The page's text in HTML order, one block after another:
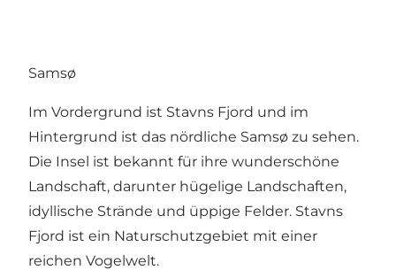
Samsø
Im Vordergrund ist Stavns Fjord und im
Hintergrund ist das nördliche Samsø zu sehen.
Die Insel ist bekannt für ihre wunderschöne
Landschaft, darunter hügelige Landschaften,
idyllische Strände und üppige Felder. Stavns
Fjord ist ein Naturschutzgebiet mit einer
reichen Vogelwelt.